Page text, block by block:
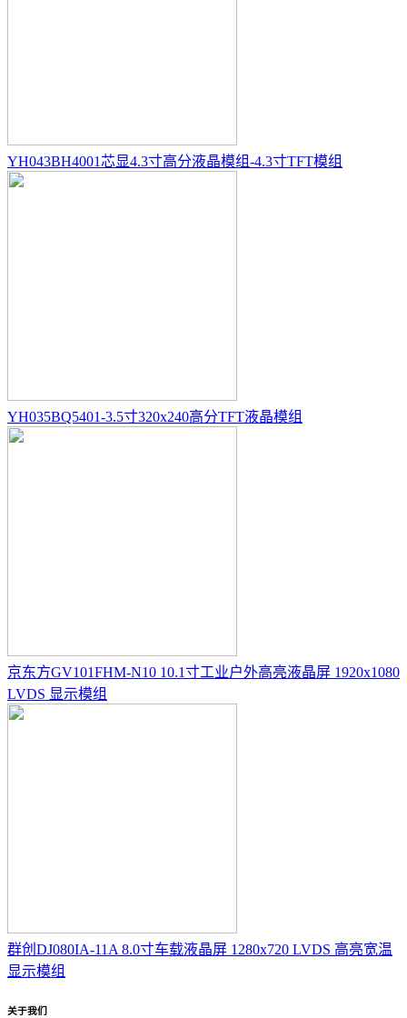
YH043BH4001芯显4.3寸高分液晶模组-4.3寸TFT模组
YH035BQ5401-3.5寸320x240高分TFT液晶模组
京东方GV101FHM-N10 10.1寸工业户外高亮液晶屏 1920x1080
LVDS 显示模组
群创DJ080IA-11A 8.0寸车载液晶屏 1280x720 LVDS 高亮宽温
显示模组
关于我们